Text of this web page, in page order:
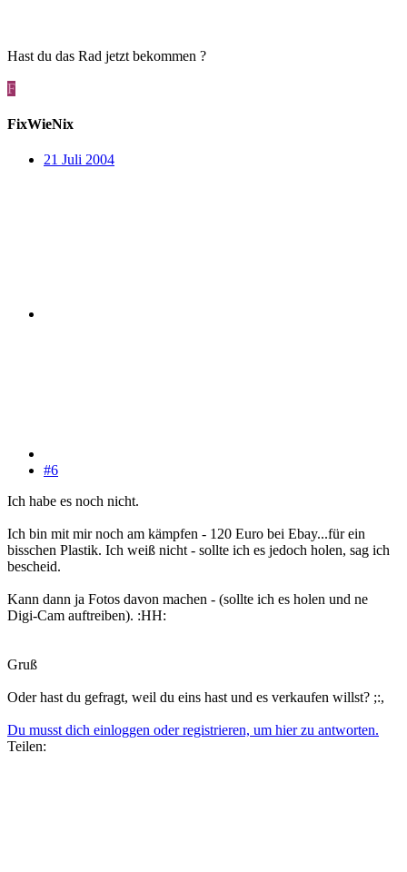
Hast du das Rad jetzt bekommen ?
F
FixWieNix
21 Juli 2004
#6
Ich habe es noch nicht.
Ich bin mit mir noch am kämpfen - 120 Euro bei Ebay...für ein
bisschen Plastik. Ich weiß nicht - sollte ich es jedoch holen, sag ich
bescheid.
Kann dann ja Fotos davon machen - (sollte ich es holen und ne
Digi-Cam auftreiben). :HH:
Gruß
Oder hast du gefragt, weil du eins hast und es verkaufen willst? ;:,
Du musst dich einloggen oder registrieren, um hier zu antworten.
Teilen: